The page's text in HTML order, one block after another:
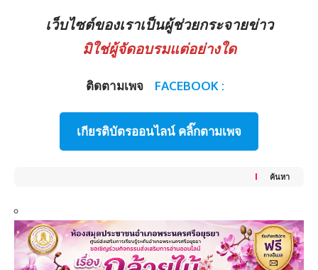
เว็บไซต์ของเราเป็นผู้ช่วยกระจายข่าว
มิใช่ผู้จัดอบรมแต่อย่างใด
ติดตามเพจ FACEBOOK :
เกียรติบัตรออนไลน์ คลิ๊กตามเพจ
ค้นหา